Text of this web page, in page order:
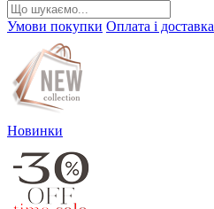
Умови покупки Оплата і доставка
Новинки